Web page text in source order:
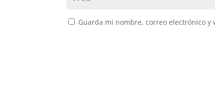
Guarda mi nombre, correo electrónico